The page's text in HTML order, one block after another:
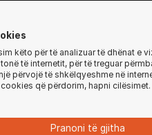
Për kërkesa të ofertave:
b2b@zirafa50.mk
këto për të analizuar të dhënat e
të internetit, për të treguar
përvojë të shkëlqyeshme në
që përdorim, hapni cilësimet.
Pranoni të gjitha